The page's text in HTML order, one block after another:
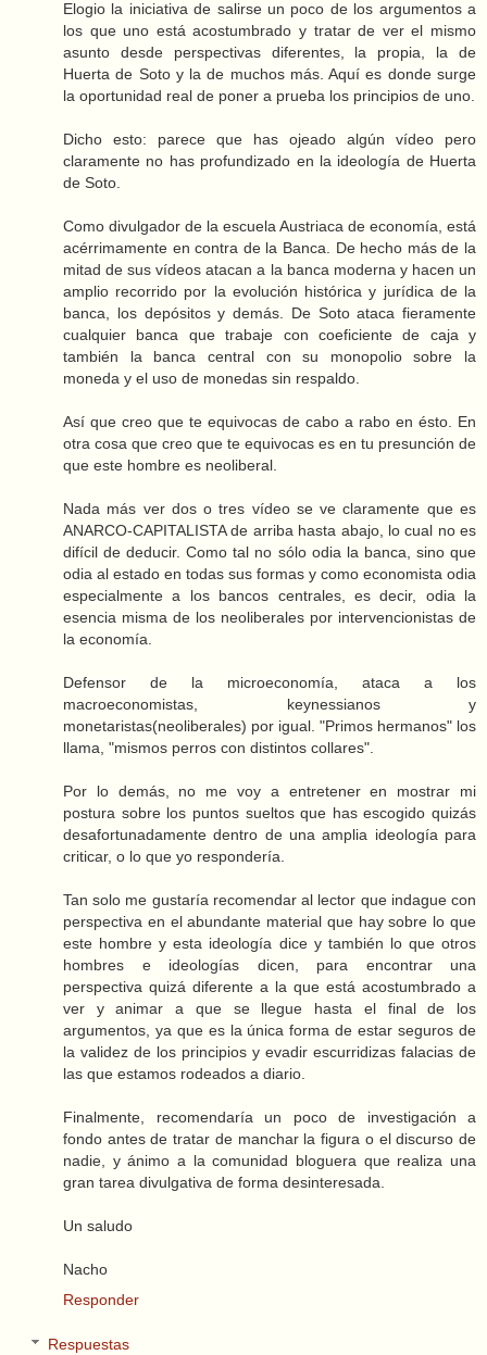
Elogio la iniciativa de salirse un poco de los argumentos a
los que uno está acostumbrado y tratar de ver el mismo
asunto desde perspectivas diferentes, la propia, la de
Huerta de Soto y la de muchos más. Aquí es donde surge
la oportunidad real de poner a prueba los principios de uno.
Dicho esto: parece que has ojeado algún vídeo pero
claramente no has profundizado en la ideología de Huerta
de Soto.
Como divulgador de la escuela Austriaca de economía, está
acérrimamente en contra de la Banca. De hecho más de la
mitad de sus vídeos atacan a la banca moderna y hacen un
amplio recorrido por la evolución histórica y jurídica de la
banca, los depósitos y demás. De Soto ataca fieramente
cualquier banca que trabaje con coeficiente de caja y
también la banca central con su monopolio sobre la
moneda y el uso de monedas sin respaldo.
Así que creo que te equivocas de cabo a rabo en ésto. En
otra cosa que creo que te equivocas es en tu presunción de
que este hombre es neoliberal.
Nada más ver dos o tres vídeo se ve claramente que es
ANARCO-CAPITALISTA de arriba hasta abajo, lo cual no es
difícil de deducir. Como tal no sólo odia la banca, sino que
odia al estado en todas sus formas y como economista odia
especialmente a los bancos centrales, es decir, odia la
esencia misma de los neoliberales por intervencionistas de
la economía.
Defensor de la microeconomía, ataca a los
macroeconomistas, keynessianos y
monetaristas(neoliberales) por igual. "Primos hermanos" los
llama, "mismos perros con distintos collares".
Por lo demás, no me voy a entretener en mostrar mi
postura sobre los puntos sueltos que has escogido quizás
desafortunadamente dentro de una amplia ideología para
criticar, o lo que yo respondería.
Tan solo me gustaría recomendar al lector que indague con
perspectiva en el abundante material que hay sobre lo que
este hombre y esta ideología dice y también lo que otros
hombres e ideologías dicen, para encontrar una
perspectiva quizá diferente a la que está acostumbrado a
ver y animar a que se llegue hasta el final de los
argumentos, ya que es la única forma de estar seguros de
la validez de los principios y evadir escurridizas falacias de
las que estamos rodeados a diario.
Finalmente, recomendaría un poco de investigación a
fondo antes de tratar de manchar la figura o el discurso de
nadie, y ánimo a la comunidad bloguera que realiza una
gran tarea divulgativa de forma desinteresada.
Un saludo
Nacho
Responder
Respuestas